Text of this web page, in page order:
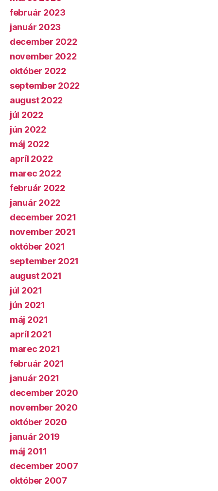
február 2023
január 2023
december 2022
november 2022
október 2022
september 2022
august 2022
júl 2022
jún 2022
máj 2022
apríl 2022
marec 2022
február 2022
január 2022
december 2021
november 2021
október 2021
september 2021
august 2021
júl 2021
jún 2021
máj 2021
apríl 2021
marec 2021
február 2021
január 2021
december 2020
november 2020
október 2020
január 2019
máj 2011
december 2007
október 2007